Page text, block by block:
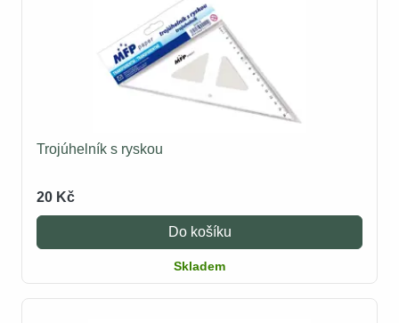
Trojúhelník s ryskou
20 Kč
Do košíku
Skladem